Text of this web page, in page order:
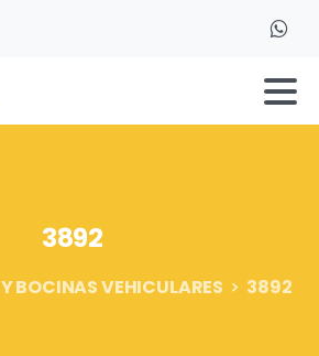
3892
BOCINAS VEHICULARES 3892